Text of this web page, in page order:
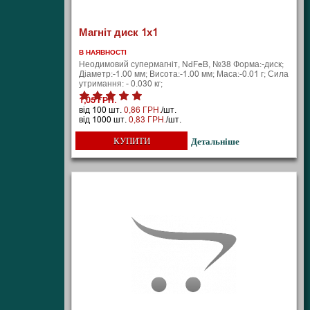
Магніт диск 1х1
В НАЯВНОСТІ
Неодимовий супермагніт, NdFeB, №38 Форма:-диск;
Діаметр:-1.00 мм; Висота:-1.00 мм; Маса:-0.01 г; Сила
утримання: - 0.030 кг;
1,05 ГРН.
від 100 шт.0,86 ГРН./шт.
від 1000 шт.0,83 ГРН./шт.
КУПИТИ Детальніше